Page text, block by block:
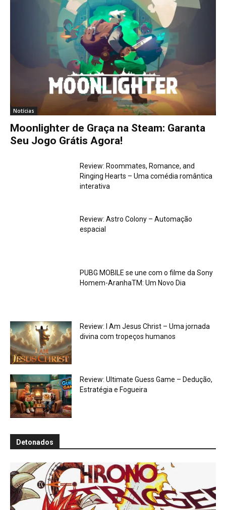
Notícias
Moonlighter de Graça na Steam: Garanta
Seu Jogo Grátis Agora!
Review: Roommates, Romance, and
Ringing Hearts – Uma comédia romântica
interativa
Review: Astro Colony – Automação
espacial
PUBG MOBILE se une com o filme da Sony
Homem-AranhaTM: Um Novo Dia
Review: I Am Jesus Christ – Uma jornada
divina com tropeços humanos
Review: Ultimate Guess Game – Dedução,
Estratégia e Fogueira
Detonados